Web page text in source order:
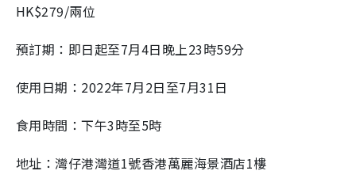
HK$279/兩位
預訂期：即日起至7月4日晚上23時59分
使用日期：2022年7月2日至7月31日
食用時間：下午3時至5時
地址：灣仔港灣道1號香港萬麗海景酒店1樓